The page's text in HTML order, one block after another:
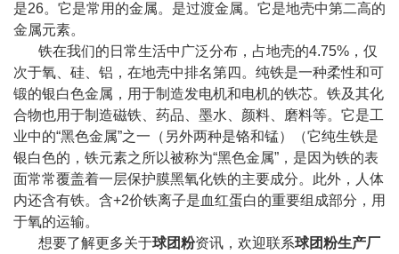
是26。它是常用的金属。是过渡金属。它是地壳中第二高的
金属元素。
铁在我们的日常生活中广泛分布，占地壳的4.75%，仅
次于氧、硅、铝，在地壳中排名第四。纯铁是一种柔性和可
锻的银白色金属，用于制造发电机和电机的铁芯。铁及其化
合物也用于制造磁铁、药品、墨水、颜料、磨料等。它是工
业中的“黑色金属”之一（另外两种是铬和锰）（它纯生铁是
银白色的，铁元素之所以被称为“黑色金属”，是因为铁的表
面常常覆盖着一层保护膜黑氧化铁的主要成分。此外，人体
内还含有铁。含+2价铁离子是血红蛋白的重要组成部分，用
于氧的运输。
想要了解更多关于球团粉资讯，欢迎联系球团粉生产厂